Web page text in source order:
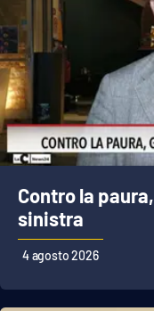
Contro la
sinistra
4 agosto 2026